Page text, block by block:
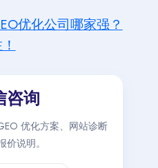
优化公司哪家强？
咨询
优化方案、网站诊断
价说明。